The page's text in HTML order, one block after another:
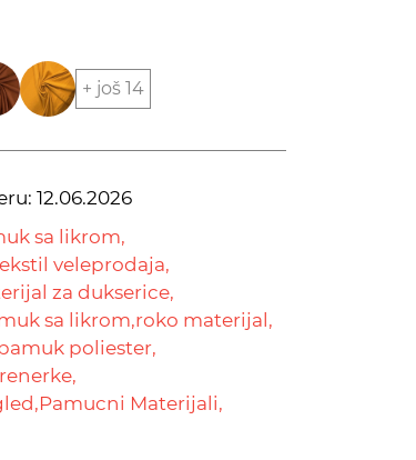
+ još 14
12.06.2026
sa likrom,
veleprodaja,
za dukserice,
sa likrom,roko materijal,
poliester,
Pamucni Materijali,